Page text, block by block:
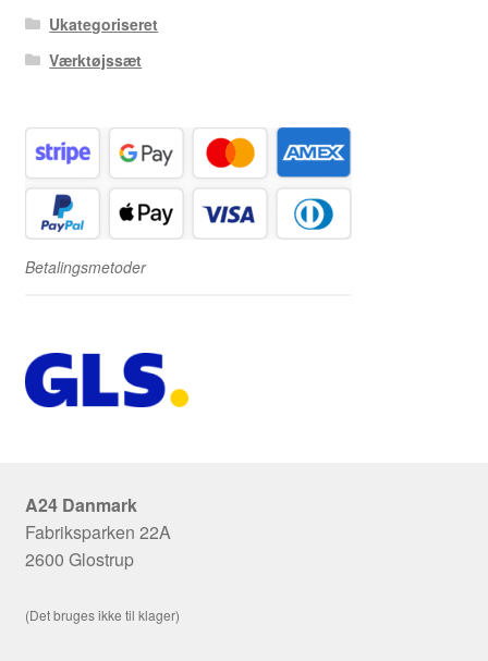
Ukategoriseret
Værktøjssæt
Betalingsmetoder
A24 Danmark
Fabriksparken 22A
2600 Glostrup
(Det bruges ikke til klager)